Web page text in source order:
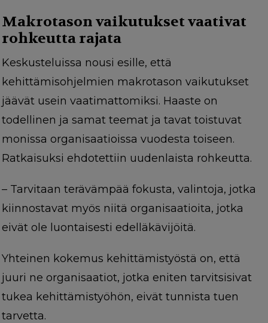
Makrotason vaikutukset vaativat
rohkeutta rajata
Keskusteluissa nousi esille, että
kehittämisohjelmien makrotason vaikutukset
jäävät usein vaatimattomiksi. Haaste on
todellinen ja samat teemat ja tavat toistuvat
monissa organisaatioissa vuodesta toiseen.
Ratkaisuksi ehdotettiin uudenlaista rohkeutta.
– Tarvitaan terävämpää fokusta, valintoja, jotka
kiinnostavat myös niitä organisaatioita, jotka
eivät ole luontaisesti edelläkävijöitä.
Yhteinen kokemus kehittämistyöstä on, että
juuri ne organisaatiot, jotka eniten tarvitsisivat
tukea kehittämistyöhön, eivät tunnista tuen
tarvetta.